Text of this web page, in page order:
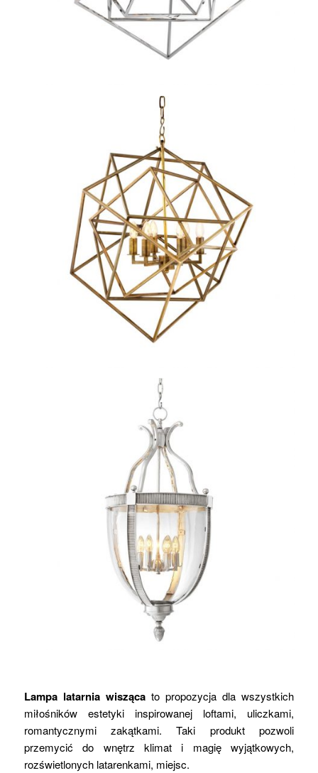
Lampa latarnia wiszącato propozycja dla wszystkich
miłośników estetyki inspirowanej loftami, uliczkami,
romantycznymi zakątkami. Taki produkt pozwoli
przemycić do wnętrz klimat i magię wyjątkowych,
rozświetlonych latarenkami, miejsc.